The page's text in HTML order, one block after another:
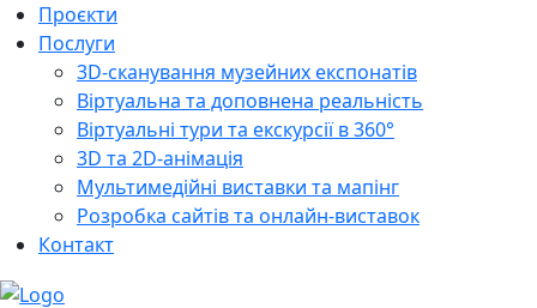
Проєкти
Послуги
3D-cканування музейних експонатів
Віртуальна та доповнена реальність
Віртуальні тури та екскурсії в 360°
3D та 2D-анімація
Мультимедійні виставки та мапінг
Розробка сайтів та онлайн-виставок
Контакт